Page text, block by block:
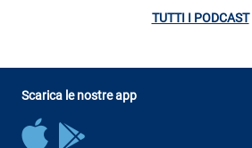
TUTTI I PODCAST
Scarica le nostre app